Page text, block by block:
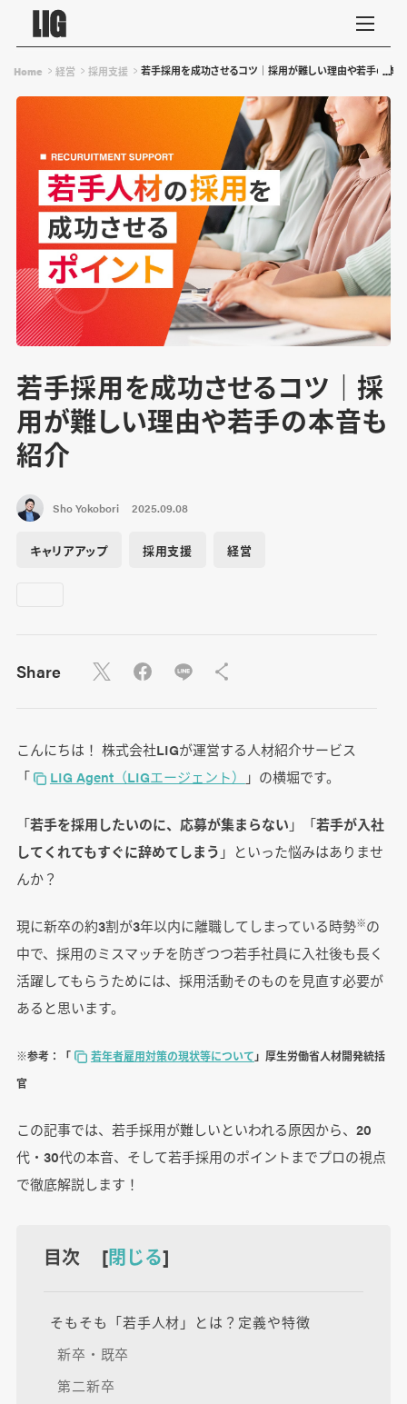
Home 経営 採用支援 若手採用を成功させるコツ｜採用が難しい理由や若手の本
若手採用を成功させるコツ｜採
用が難しい理由や若手の本音も
紹介
Sho Yokobori 2025.09.08
キャリアアップ 採用支援 経営
Share
こんにちは！ 株式会社LIGが運営する人材紹介サービス
「
LIG Agent（LIGエージェント） 」の横堀です。
「若手を採用したいのに、応募が集まらない 」「若手が入社
してくれてもすぐに辞めてしまう 」といった悩みはありませ
んか？
現に新卒の約3割が3年以内に離職してしまっている時勢※の
中で、採用のミスマッチを防ぎつつ若手社員に入社後も長く
活躍してもらうためには、採用活動そのものを見直す必要が
あると思います。
※参考：「 若年者雇用対策の現状等について」厚生労働省人材開発統括
官
この記事では、若手採用が難しいといわれる原因から、20
代・30代の本音、そして若手採用のポイントまでプロの視点
で徹底解説します！
目次 [閉じる]
そもそも「若手人材」とは？定義や特徴
新卒・既卒
第二新卒